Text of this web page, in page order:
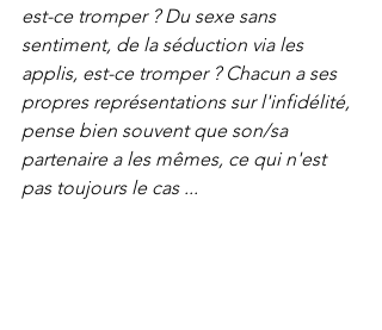
est-ce tromper ? Du sexe sans
sentiment, de la séduction via les
applis, est-ce tromper ? Chacun a ses
propres représentations sur l'infidélité,
pense bien souvent que son/sa
partenaire a les mêmes, ce qui n'est
pas toujours le cas ...